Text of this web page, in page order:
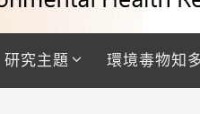
研究主題 環境毒物知